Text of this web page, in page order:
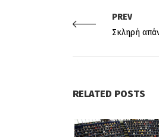
PREV
Σκληρή
RELATED POSTS